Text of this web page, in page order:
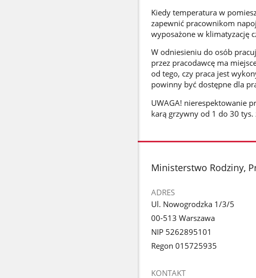
Kiedy temperatura w
zapewnić pracownikom
wyposażone w klimatyzację
W odniesieniu do osób
przez pracodawcę ma
od tego, czy praca jest
powinny być dostępne dla
UWAGA! nierespektowanie
karą grzywny od 1 do 30 tys.
stopka
Ministerstwo Rodziny,
ADRES
Ul. Nowogrodzka 1/3/5
00-513 Warszawa
NIP 5262895101
Regon 015725935
KONTAKT